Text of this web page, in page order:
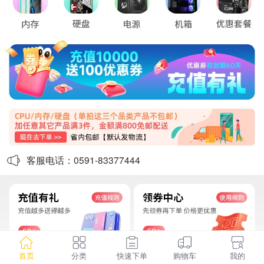
客服电话：0591-83377444
首页 分类 快速下单 购物车 我的